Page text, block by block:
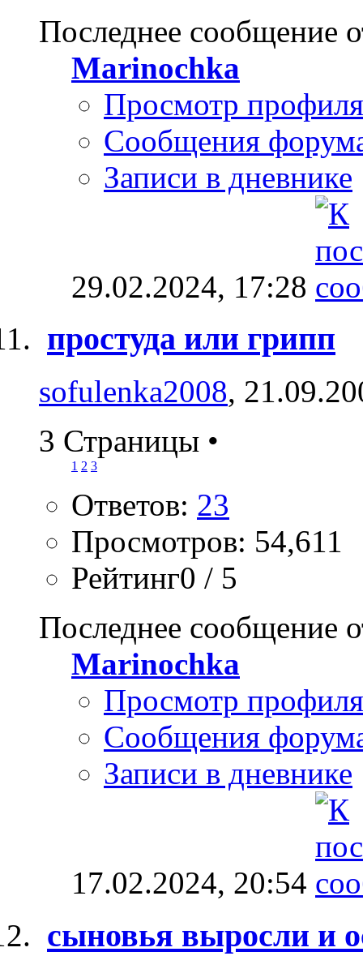
Последнее сообщение
Marinochka
Просмотр профиля
Сообщения
Записи в дневнике
29.02.2024, 17:28
простуда или грипп
sofulenka2008,
3 Страницы •
1 2 3
Ответов: 23
Просмотров: 54,611
Рейтинг0 / 5
Последнее сообщение
Marinochka
Просмотр профиля
Сообщения
Записи в дневнике
17.02.2024, 20:54
сыновья выросли и